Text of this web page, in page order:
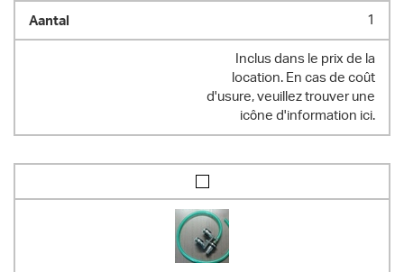
1
Inclus dans le prix de la
location. En cas de coût
d'usure, veuillez trouver une
icône d'information ici.